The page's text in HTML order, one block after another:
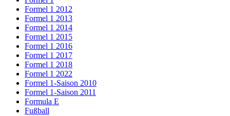
Formel 1 2012
Formel 1 2013
Formel 1 2014
Formel 1 2015
Formel 1 2016
Formel 1 2017
Formel 1 2018
Formel 1 2022
Formel 1-Saison 2010
Formel 1-Saison 2011
Formula E
Fußball